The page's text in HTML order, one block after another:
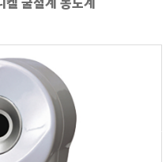
굴절계 농도계